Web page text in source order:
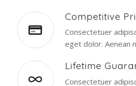
Competitive
Consectetuer
eget dolor. Aenean
Lifetime
Consectetuer